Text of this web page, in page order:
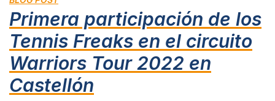
Primera participación de los
Tennis Freaks en el circuito
Warriors Tour 2022 en
Castellón